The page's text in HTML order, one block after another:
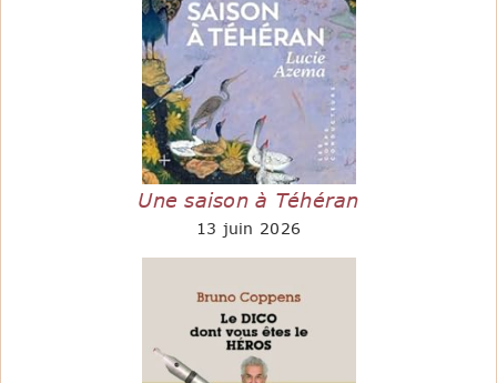
Une saison à Téhéran
13 juin 2026